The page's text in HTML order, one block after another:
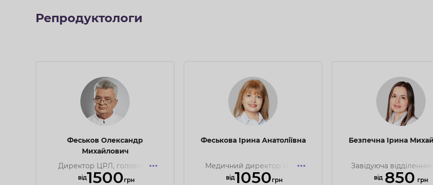
Акції місяця
Новий місяць — нові можливості подбати про своє здоров’я за
приємними цінами!
Репродуктологи
Феськов Олександр
Михайлович
Директор ЦРЛ, головний
лікар, доктор медичних наук,
вiд1500 грн
Феськова Ірина Анатоліївна
Медичний директор ЦРЛ,
кандидат медичних наук,
вiд1050 грн
Безпечна Ірина
Завідуюча
лікар акушер-
вiд 850 грн